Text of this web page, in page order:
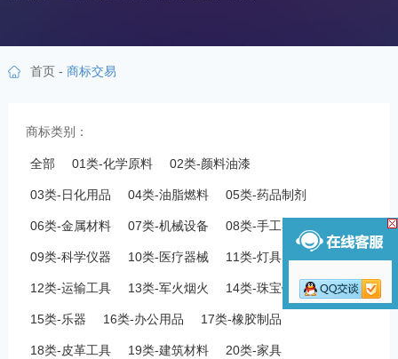
首页- 商标交易
商标类别：
全部 01类-化学原料 02类-颜料油漆
03类-日化用品 04类-油脂燃料 05类-药品制剂
06类-金属材料 07类-机械设备 08类-手工器械
09类-科学仪器 10类-医疗器械 11类-灯具空调
12类-运输工具 13类-军火烟火 14类-珠宝钟表
15类-乐器 16类-办公用品 17类-橡胶制品
18类-皮革工具 19类-建筑材料 20类-家具